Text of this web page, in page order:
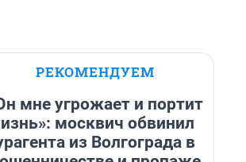
РЕКОМЕНДУЕМ
мне угрожает и портит
москвич обвинил
из Волгограда в